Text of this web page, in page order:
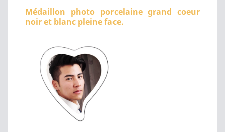
Médaillon photo porcelaine grand coeur
noir et blanc pleine face.